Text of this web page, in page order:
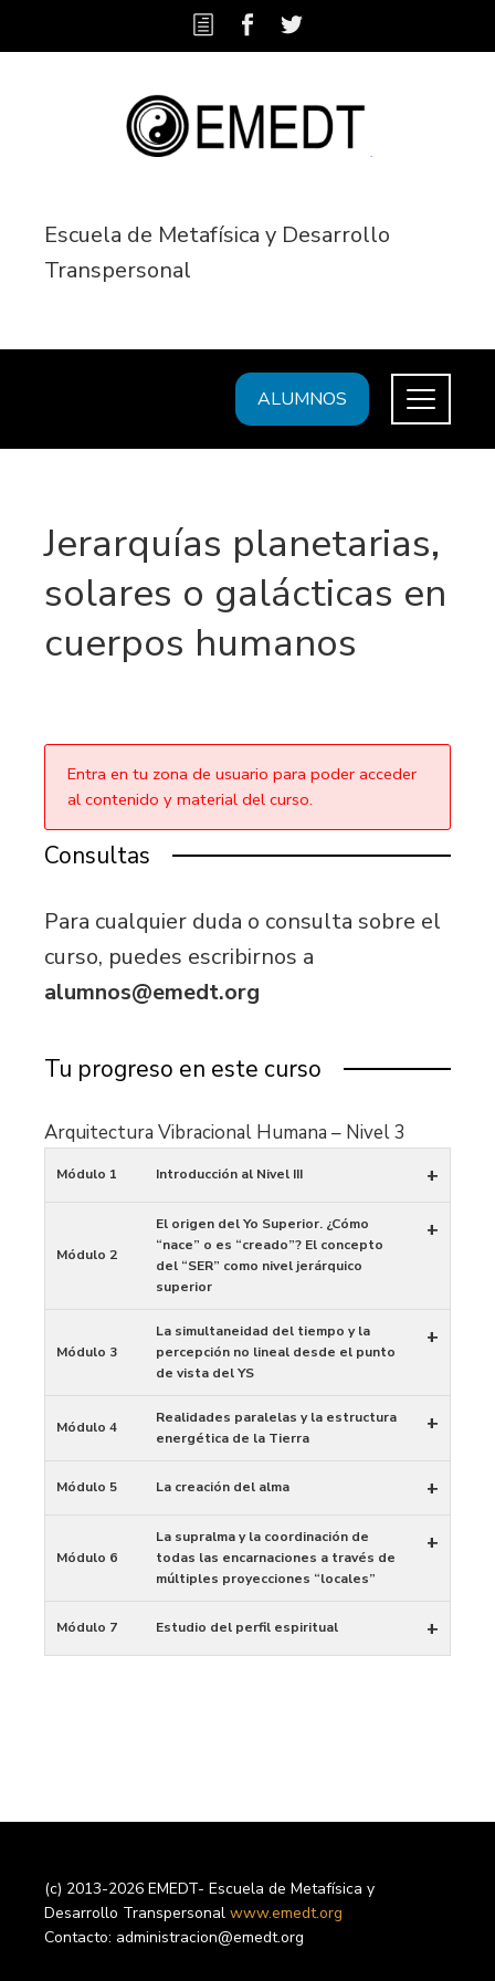
Escuela de Metafísica y Desarrollo
Transpersonal
ALUMNOS
Jerarquías planetarias,
solares o galácticas en
cuerpos humanos
Entra en tu zona de usuario para poder acceder
al contenido y material del curso.
Consultas
Para cualquier duda o consulta sobre el
curso, puedes escribirnos a
alumnos@emedt.org
Tu progreso en este curso
Arquitectura Vibracional Humana – Nivel 3
Módulo 1 Introducción al Nivel III +
Módulo 2
El origen del Yo Superior. ¿Cómo
“nace” o es “creado”? El concepto
del “SER” como nivel jerárquico
superior
+
Módulo 3
La simultaneidad del tiempo y la
percepción no lineal desde el punto
de vista del YS
+
Módulo 4
Realidades paralelas y la estructura
energética de la Tierra
+
Módulo 5 La creación del alma +
Módulo 6
La supralma y la coordinación de
todas las encarnaciones a través de
múltiples proyecciones “locales”
+
Módulo 7 Estudio del perfil espiritual +
(c) 2013-2026 EMEDT- Escuela de Metafísica y
Desarrollo Transpersonal www.emedt.org
Contacto: administracion@emedt.org